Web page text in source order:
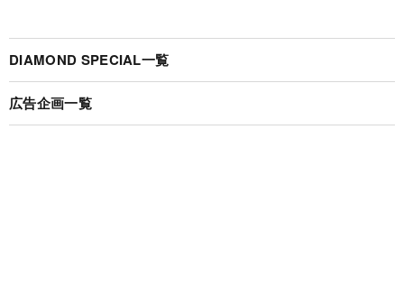
DIAMOND SPECIAL一覧
広告企画一覧